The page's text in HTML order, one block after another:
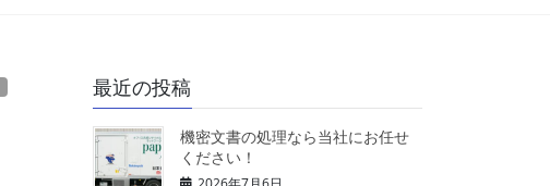
最近の投稿
機密文書の処理なら当社にお任せ
ください！